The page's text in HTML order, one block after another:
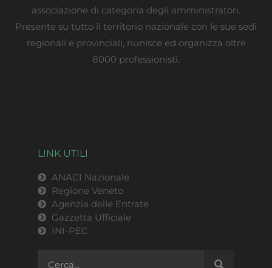
associazione di categoria degli amministratori.
Presente su tutto il territorio nazionale con le sue sedi
regionali e provinciali, riunisce ed organizza oltre
8000 professionisti.
LINK UTILI
ANACI Nazionale
Regione Veneto
Agenzia delle Entrate
Gazzetta Ufficiale
INI-PEC